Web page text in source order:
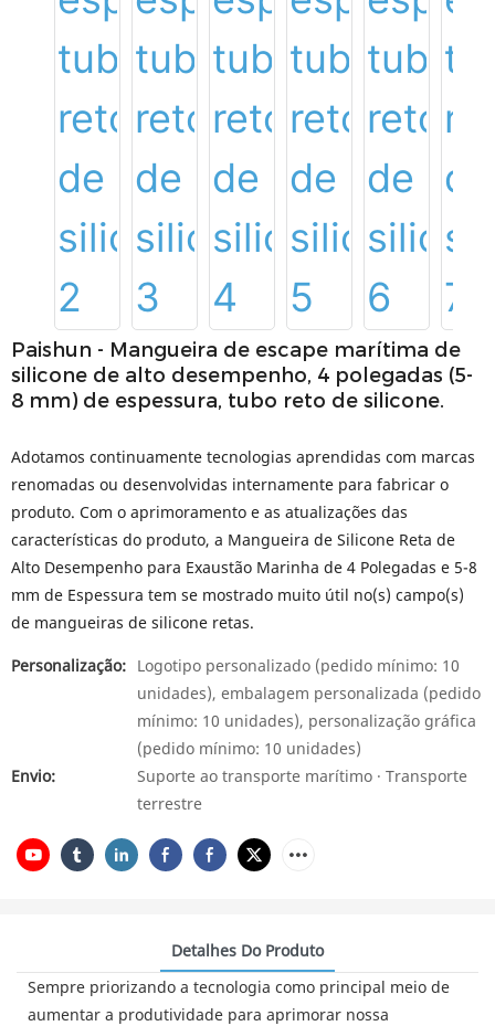
Paishun - Mangueira de escape marítima de
silicone de alto desempenho, 4 polegadas (5-
8 mm) de espessura, tubo reto de silicone.
Adotamos continuamente tecnologias aprendidas com marcas
renomadas ou desenvolvidas internamente para fabricar o
produto. Com o aprimoramento e as atualizações das
características do produto, a Mangueira de Silicone Reta de
Alto Desempenho para Exaustão Marinha de 4 Polegadas e 5-8
mm de Espessura tem se mostrado muito útil no(s) campo(s)
de mangueiras de silicone retas.
Personalização: Logotipo personalizado (pedido mínimo: 10
unidades), embalagem personalizada (pedido
mínimo: 10 unidades), personalização gráfica
(pedido mínimo: 10 unidades)
Envio:
Suporte ao transporte marítimo · Transporte
terrestre
Detalhes Do Produto
Sempre priorizando a tecnologia como principal meio de
aumentar a produtividade para aprimorar nossa